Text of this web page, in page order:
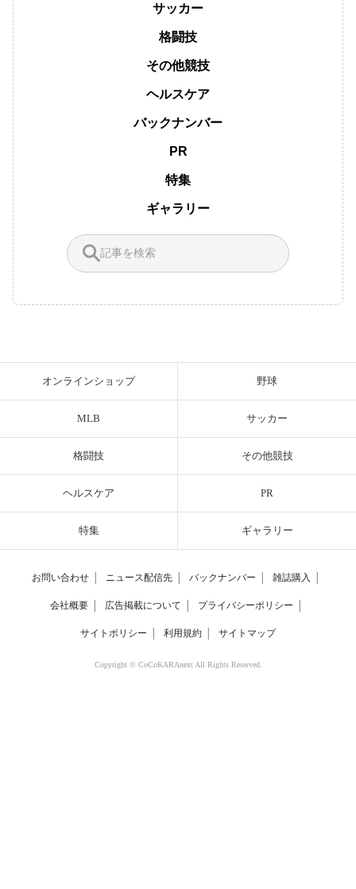
サッカー
格闘技
その他競技
ヘルスケア
バックナンバー
PR
特集
ギャラリー
オンラインショップ 野球
MLB サッカー
格闘技 その他競技
ヘルスケア PR
特集 ギャラリー
お問い合わせ ニュース配信先 バックナンバー 雑誌購入
会社概要 広告掲載について プライバシーポリシー
サイトポリシー 利用規約 サイトマップ
Copyright © CoCoKARAnext All Rights Reserved.